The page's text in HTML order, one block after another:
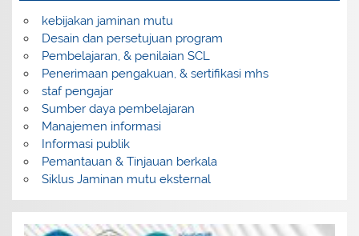
kebijakan jaminan mutu
Desain dan persetujuan program
Pembelajaran, & penilaian SCL
Penerimaan pengakuan, & sertifikasi mhs
staf pengajar
Sumber daya pembelajaran
Manajemen informasi
Informasi publik
Pemantauan & Tinjauan berkala
Siklus Jaminan mutu eksternal